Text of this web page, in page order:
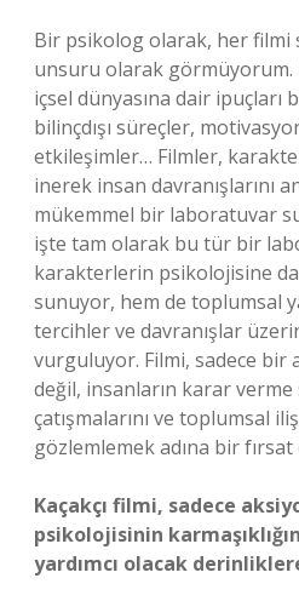
Bir psikolog olarak, her filmi
unsuru olarak görmüyorum.
içsel dünyasına dair ipuçları
bilinçdışı süreçler,
etkileşimler… Filmler,
inerek insan davranışlarını
mükemmel bir laboratuvar
işte tam olarak bu tür bir
karakterlerin psikolojisine
sunuyor, hem de toplumsal
tercihler ve davranışlar
vurguluyor. Filmi, sadece bir
değil, insanların karar
çatışmalarını ve toplumsal
gözlemlemek adına bir fırsat
Kaçakçı filmi, sadece
psikolojisinin
yardımcı olacak